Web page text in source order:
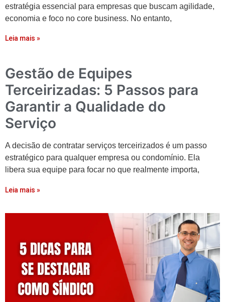
estratégia essencial para empresas que buscam agilidade,
economia e foco no core business. No entanto,
Leia mais »
Gestão de Equipes
Terceirizadas: 5 Passos para
Garantir a Qualidade do
Serviço
A decisão de contratar serviços terceirizados é um passo
estratégico para qualquer empresa ou condomínio. Ela
libera sua equipe para focar no que realmente importa,
Leia mais »